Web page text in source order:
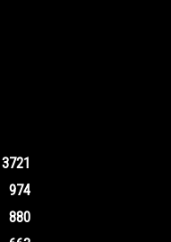
3721
974
880